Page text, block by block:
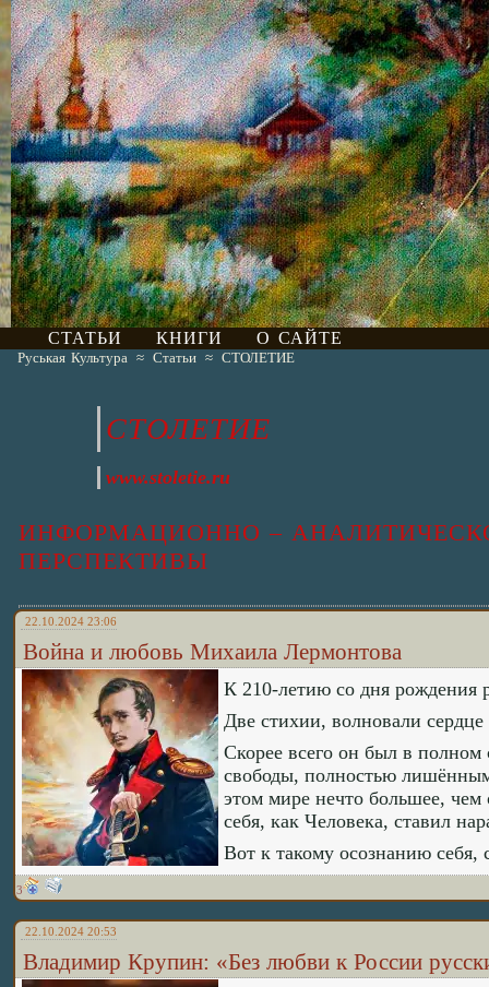
СТАТЬИ КНИГИ О САЙТЕ
Руськая Культура ≈ Статьи ≈ СТОЛЕТИЕ
СТОЛЕТИЕ
www.stoletie.ru
ИНФОРМАЦИОННО –
ПЕРСПЕКТИВЫ
22.10.2024 23:06
Война и любовь Михаила Лермонтова
К 210-летию со дня рождения
Две стихии, волновали
Скорее всего он был в полном
свободы, полностью
этом мире нечто большее,
себя, как Человека, ставил
Вот к такому осознанию себя,
3
22.10.2024 20:53
Владимир Крупин: «Без любви к России